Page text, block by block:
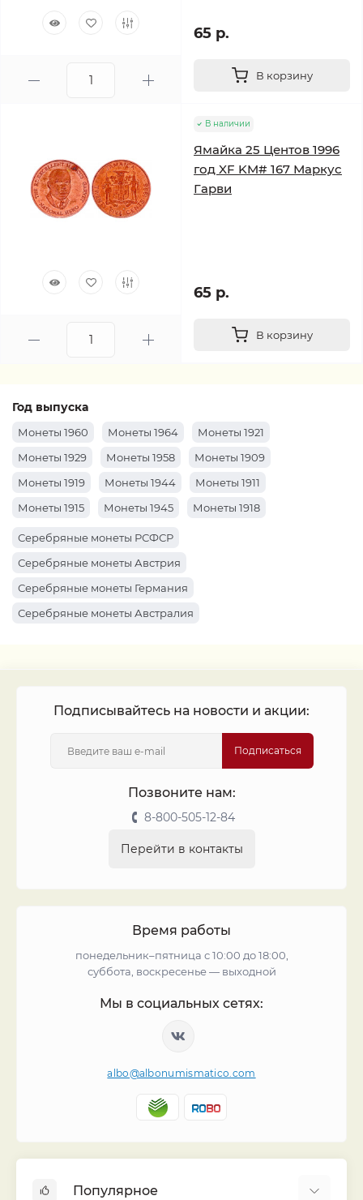
65 р.
В корзину
В наличии
Ямайка 25 Центов 1996
год XF KM# 167 Маркус
Гарви
65 р.
В корзину
Год выпуска
Монеты 1960 Монеты 1964
Монеты 1921
Монеты 1929
Монеты 1958
Монеты 1909
Монеты 1919
Монеты 1944
Монеты 1911
Монеты 1915
Монеты 1945
Монеты 1918
Монеты 1941
Монеты 1914
Монеты 1959
Монеты 1904
Монеты 1961
Монеты 1934
Монеты 1922
Монеты 1963
Серебряные монеты РСФСР
Серебряные монеты Австрия
Серебряные монеты Германия
Серебряные монеты Австралия
Подписывайтесь на новости и акции:
Подписаться
Позвоните нам:
8-800-505-12-84
Перейти в контакты
Время работы
понедельник–пятница с 10:00 до 18:00,
суббота, воскресенье — выходной
Мы в социальных сетях:
albo@albonumismatico.com
Популярное